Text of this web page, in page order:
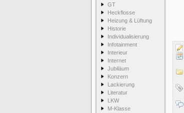
GT
Heckflosse
Heizung & Lüftung
Historie
Individualisierung
Infotainment
Interieur
Internet
Jubiläum
Konzern
Lackierung
Literatur
LKW
M-Klasse